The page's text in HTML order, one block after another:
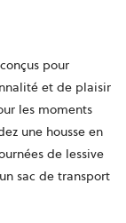
pour
et de plaisir
les moments
une housse en
de lessive
sac de transport